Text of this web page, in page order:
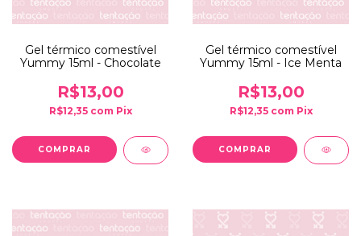
Gel térmico comestível
Yummy 15ml - Chocolate
R$13,00
R$12,35 com Pix
Gel térmico comestível
Yummy 15ml - Ice Menta
R$13,00
R$12,35 com Pix